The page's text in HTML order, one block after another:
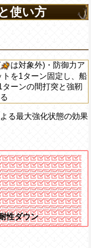
使い方
は対象外)・防御力ア
を1ターン固定し、船
ーンの間打突と強靭
る最大強化状態の効果
性ダウン